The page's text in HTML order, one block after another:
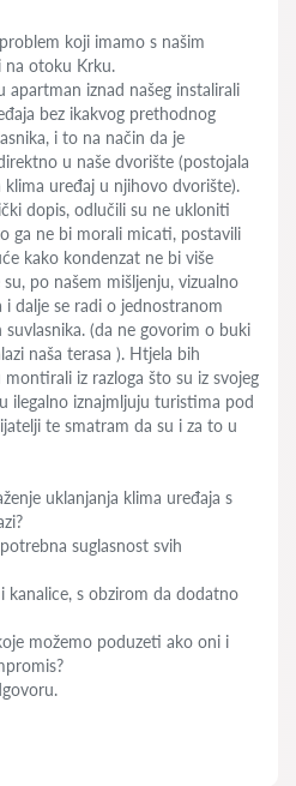
koji imamo s našim
na otoku Krku.
apartman iznad našeg instalirali
bez ikakvog prethodnog
i to na način da je
u naše dvorište (postojala
uređaj u njihovo dvorište).
dopis, odlučili su ne ukloniti
ga ne bi morali micati, postavili
kako kondenzat ne bi više
po našem mišljenju, vizualno
i dalje se radi o jednostranom
(da ne govorim o buki
naša terasa ). Htjela bih
iz razloga što su iz svojeg
ilegalno iznajmljuju turistima pod
te smatram da su i za to u
uklanjanja klima uređaja s
suglasnost svih
kanalice, s obzirom da dodatno
možemo poduzeti ako oni i